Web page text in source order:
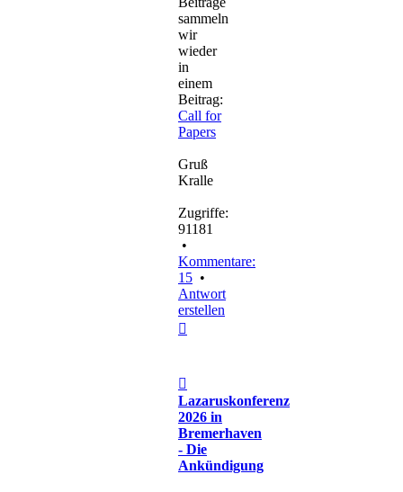
sammeln
wir
wieder
in
einem
Beitrag:
Call for
Papers
Gruß
Kralle
Zugriffe:
91181
•
Kommentare:
15 •
Antwort
erstellen
Lazaruskonferenz
2026 in
Bremerhaven
- Die
Ankündigung